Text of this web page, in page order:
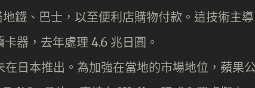
鐵、巴士，以至便利店購物付款。這技術主導
器，去年處理 4.6 兆日圓。
日本推出。為加強在當地的市場地位，蘋果